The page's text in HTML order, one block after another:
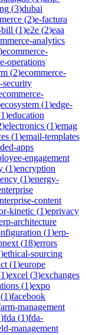
(3)dubai
(2)e-factura
(1)e2e (2)eaa
analytics
)ecommerce-
operations
(2)ecommerce-
security
ecosystem (1)edge-
1)education
)electronics (1)emag
(1)email-templates
apps
engagement
(1)encryption
(1)energy-
content
kinetic (1)eprivacy
architecture
(1)erp-
(18)errors
)ethical-sourcing
(1)europe
1)excel (3)exchanges
(1)expo
(1)facebook
management
)fda (1)fda-
management